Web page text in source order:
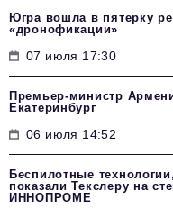
Югра вошла в пятерку
«дронофикации»
07 июля 17:30
Премьер-министр
Екатеринбург
06 июля 14:52
Беспилотные
показали Текслеру на
ИННОПРОМЕ